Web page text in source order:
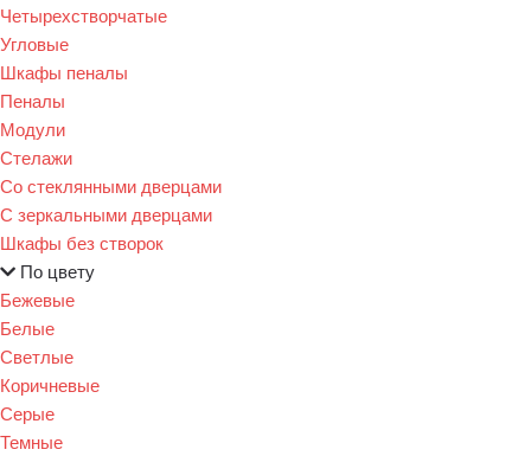
Четырехстворчатые
Угловые
Шкафы пеналы
Пеналы
Модули
Стелажи
Со стеклянными дверцами
С зеркальными дверцами
Шкафы без створок
По цвету
Бежевые
Белые
Светлые
Коричневые
Серые
Темные